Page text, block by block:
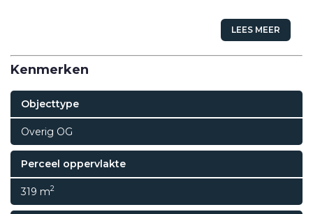
LEES MEER
Kenmerken
Objecttype
Overig OG
Perceel oppervlakte
319 m2